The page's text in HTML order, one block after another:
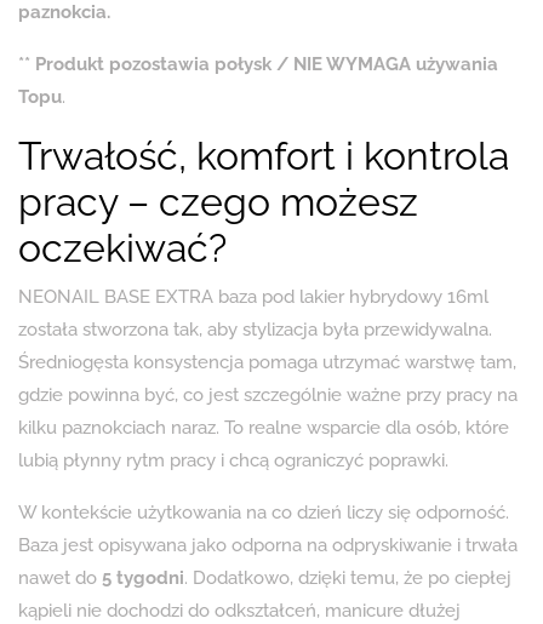
paznokcia.
** Produkt pozostawia połysk / NIE WYMAGA używania
Topu.
Trwałość, komfort i kontrola
pracy – czego możesz
oczekiwać?
NEONAIL BASE EXTRA baza pod lakier hybrydowy 16ml
została stworzona tak, aby stylizacja była przewidywalna.
Średniogęsta konsystencja pomaga utrzymać warstwę tam,
gdzie powinna być, co jest szczególnie ważne przy pracy na
kilku paznokciach naraz. To realne wsparcie dla osób, które
lubią płynny rytm pracy i chcą ograniczyć poprawki.
W kontekście użytkowania na co dzień liczy się odporność.
Baza jest opisywana jako odporna na odpryskiwanie i trwała
nawet do 5 tygodni. Dodatkowo, dzięki temu, że po ciepłej
kąpieli nie dochodzi do odkształceń, manicure dłużej